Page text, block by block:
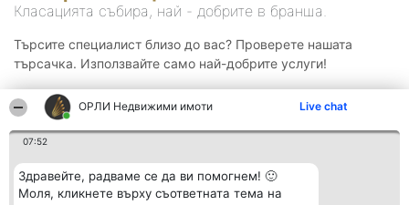
ОРЛИ Недвижими имоти Live chat
07:52
Здравейте, радваме се да ви помогнем! 🙂
Моля, кликнете върху съответната тема на
Класацията събира, най - добрите в бранша.
Търсите специалист близо до вас? Проверете нашата
търсачка. Използвайте само най-добрите услуги!